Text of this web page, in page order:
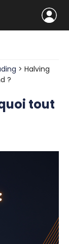
> Halving
?
tout